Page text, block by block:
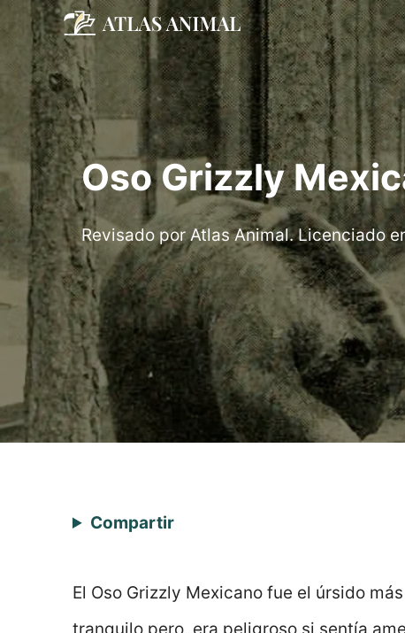
Saltar
contenido
Oso Grizzly
Revisado por Atlas Animal. Licenciado
Compartir
El Oso Grizzly Mexicano fue el úrsido